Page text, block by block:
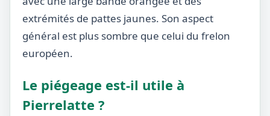
extrémités de pattes jaunes. Son aspect
général est plus sombre que celui du frelon
européen.
Le piégeage est-il utile à
Pierrelatte ?